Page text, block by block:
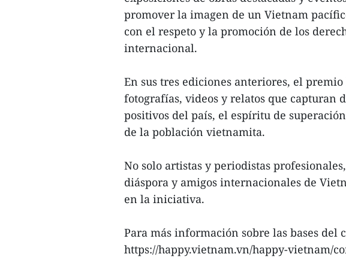
promover la imagen de un Vietnam
con el respeto y la promoción de los
internacional.
En sus tres ediciones anteriores, el
fotografías, videos y relatos que capturan
positivos del país, el espíritu de
de la población vietnamita.
No solo artistas y periodistas
diáspora y amigos internacionales de
en la iniciativa.
Para más información sobre las bases del
https://happy.vietnam.vn/happy-vietnam/